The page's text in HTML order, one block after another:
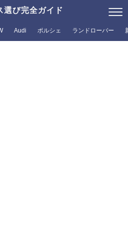
選び完全ガイド
Audi ポルシェ ランドローバー